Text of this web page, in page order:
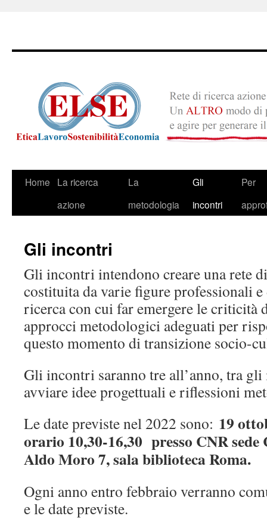
Skip
Home
La ricerca
azione
La
metodologia
Gli
incontri
Per
Gli incontri
Gli incontri intendono creare una rete
costituita da varie figure professionali
ricerca con cui far emergere le criticità
approcci metodologici adeguati per
questo momento di transizione socio-
Gli incontri saranno tre all’anno, tra
avviare idee progettuali e riflessioni
Le date previste nel 2022 sono: 19
orario 10,30-16,30 presso CNR sede
Aldo Moro 7, sala biblioteca Roma.
Ogni anno entro febbraio verranno
e le date previste.